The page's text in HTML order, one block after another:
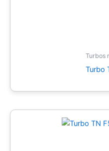
Turbos
Turbo